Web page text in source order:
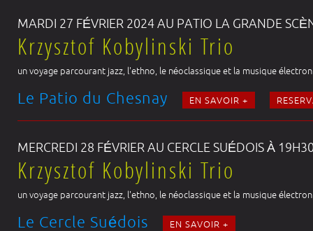
MARDI 27 FÉVRIER 2024 AU PATIO LA GRANDE
Krzysztof Kobylinski Trio
un voyage parcourant jazz, l'ethno, le néoclassique et la musique
Le Patio du Chesnay EN SAVOIR +
MERCREDI 28 FÉVRIER AU CERCLE SUÉDOIS À
Krzysztof Kobylinski Trio
un voyage parcourant jazz, l'ethno, le néoclassique et la musique
Le Cercle Suédois EN SAVOIR +